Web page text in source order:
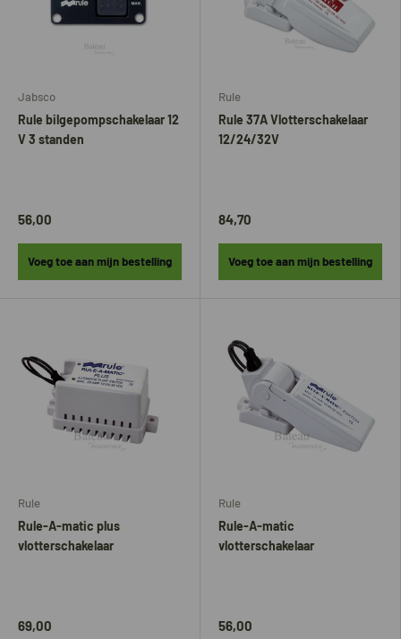
Jabsco
Rule bilgepompschakelaar 12
V 3 standen
56,00
Voeg toe aan mijn bestelling
Rule
Rule 37A Vlotterschakelaar
12/24/32V
84,70
Voeg toe aan mijn bestelling
Rule
Rule-A-matic plus
vlotterschakelaar
69,00
Rule
Rule-A-matic
vlotterschakelaar
56,00